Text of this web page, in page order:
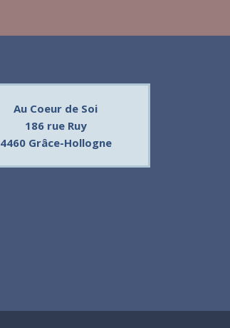
Au Coeur de Soi
186 rue Ruy
4460 Grâce-Hollogne